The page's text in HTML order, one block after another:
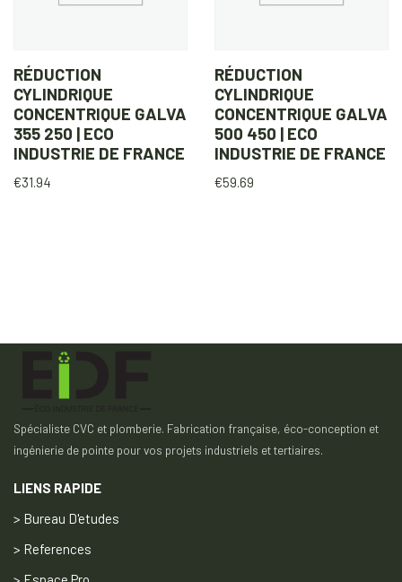
RÉDUCTION
CYLINDRIQUE
CONCENTRIQUE GALVA
355 250 | ECO
INDUSTRIE DE FRANCE
€31.94
RÉDUCTION
CYLINDRIQUE
CONCENTRIQUE GALVA
500 450 | ECO
INDUSTRIE DE FRANCE
€59.69
Spécialiste CVC et plomberie. Fabrication française, éco-conception et
ingénierie de pointe pour vos projets industriels et tertiaires.
LIENS RAPIDE
> Bureau D'etudes
> References